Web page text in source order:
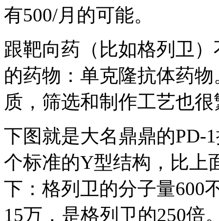
有500/月的可能。
跟靶向药（比如格列卫
的药物：单克隆抗体药
质，筛选和制作工艺也
下图就是大名鼎鼎的PD-
个标准的Y型结构，比上
下：格列卫的分子量600
15万，是格列卫的250倍